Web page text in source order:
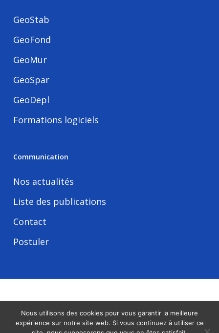
GeoStab
GeoFond
GeoMur
GeoSpar
GeoDepl
Formations logiciels
Communication
Nos actualités
Liste des publications
Contact
Postuler
Nous utilisons des cookies pour vous garantir la meilleure
expérience sur notre site web. Si vous continuez à utiliser ce